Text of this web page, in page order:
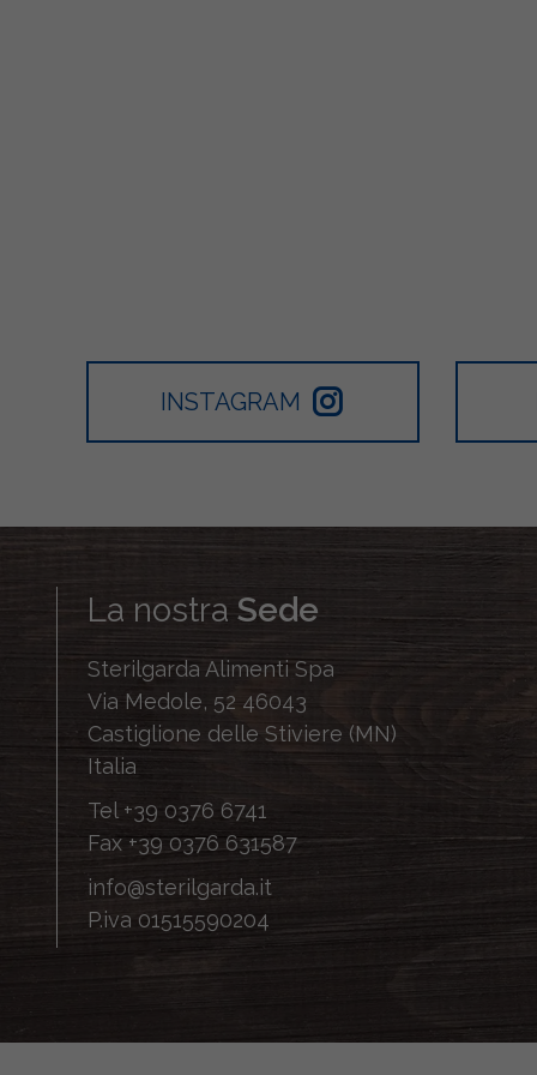
INSTAGRAM
La nostra Sede
Sterilgarda Alimenti Spa
Via Medole, 52 46043
Castiglione delle Stiviere (MN)
Italia
Tel +39 0376 6741
Fax +39 0376 631587
info@sterilgarda.it
P.iva 01515590204